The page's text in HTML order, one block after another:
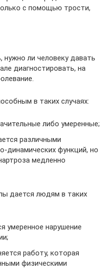
с помощью трости,
ли человеку давать
диагностировать, на
в таких случаях:
либо умеренные;
различными
динамических функций, но
медленно
дается людям в таких
умеренное нарушение
работу, которая
физическими